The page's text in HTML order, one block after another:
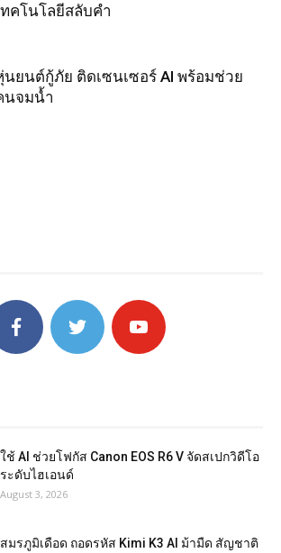
ทคโนโลยีสลับคำ
นยนต์กู้ภัย ติดเซนเซอร์ AI พร้อมช่วย
นจมน้ำ
ใช้ AI ช่วยโฟกัส Canon EOS R6 V จัดสเปกวิดีโอ
ระดับไฮเอนด์
August 3, 2026
สมรภูมิเดือด ถอดรหัส Kimi K3 AI ม้ามืด สัญชาติ